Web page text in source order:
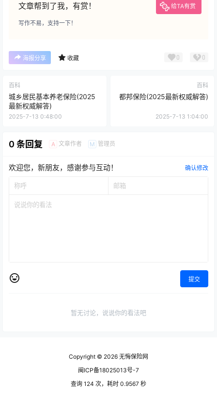
文章帮到了我，有赏！ 给TA有赏
写作不易，支持一下！
海报分享 收藏 0 0
百科
城乡居民基本养老保险(2025
最新权威解答)
2025-7-13 0:48:00
百科
都邦保险(2025最新权威解答)
2025-7-13 1:04:00
0 条回复 A 文章作者 M 管理员
欢迎您，新朋友，感谢参与互动！ 确认修改
提交
暂无讨论，说说你的看法吧
Copyright © 2026 无悔保险网
闽ICP备18025013号-7
查询 124 次，耗时 0.9567 秒